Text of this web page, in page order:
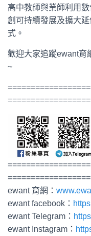
高中教師與業師利用
創可持續發展及擴大
式。
歡迎大家追蹤ewant育
~
ewant 育網：
ewant facebook：
ewant Telegram：
ewant Instagram：